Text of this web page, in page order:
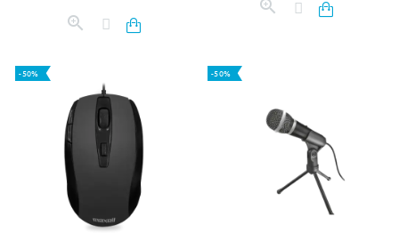
-50% -50%